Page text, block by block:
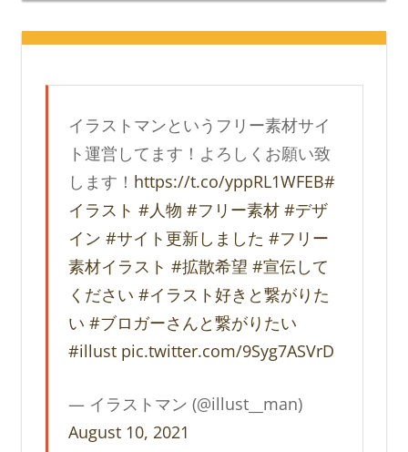
イラストマンというフリー素材サイ
ト運営してます！よろしくお願い致
します！ https://t.co/yppRL1WFEB#
イラスト #人物 #フリー素材 #デザ
イン #サイト更新しました #フリー
素材イラスト #拡散希望 #宣伝して
ください #イラスト好きと繋がりた
い #ブロガーさんと繋がりたい
#illust pic.twitter.com/9Syg7ASVrD
— イラストマン (@illust__man)
August 10, 2021